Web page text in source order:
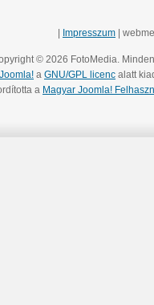
Impresszum |
© 2026 FotoMedia.
Joomla! a GNU/GPL licenc alatt
a Magyar Joomla!